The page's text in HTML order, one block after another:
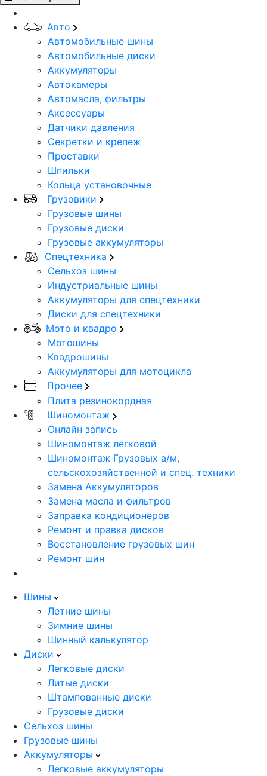
Авто
Автомобильные шины
Автомобильные диски
Аккумуляторы
Автокамеры
Автомасла, фильтры
Аксессуары
Датчики давления
Секретки и крепеж
Проставки
Шпильки
Кольца установочные
Грузовики
Грузовые шины
Грузовые диски
Грузовые аккумуляторы
Спецтехника
Сельхоз шины
Индустриальные шины
Аккумуляторы для спецтехники
Диски для спецтехники
Мото и квадро
Мотошины
Квадрошины
Аккумуляторы для мотоцикла
Прочее
Плита резинокордная
Шиномонтаж
Онлайн запись
Шиномонтаж легковой
Шиномонтаж Грузовых а/м,
сельскохозяйственной и спец. техники
Замена Аккумуляторов
Замена масла и фильтров
Заправка кондиционеров
Ремонт и правка дисков
Восстановление грузовых шин
Ремонт шин
Шины
Летние шины
Зимние шины
Шинный калькулятор
Диски
Легковые диски
Литые диски
Штампованные диски
Грузовые диски
Сельхоз шины
Грузовые шины
Аккумуляторы
Легковые аккумуляторы